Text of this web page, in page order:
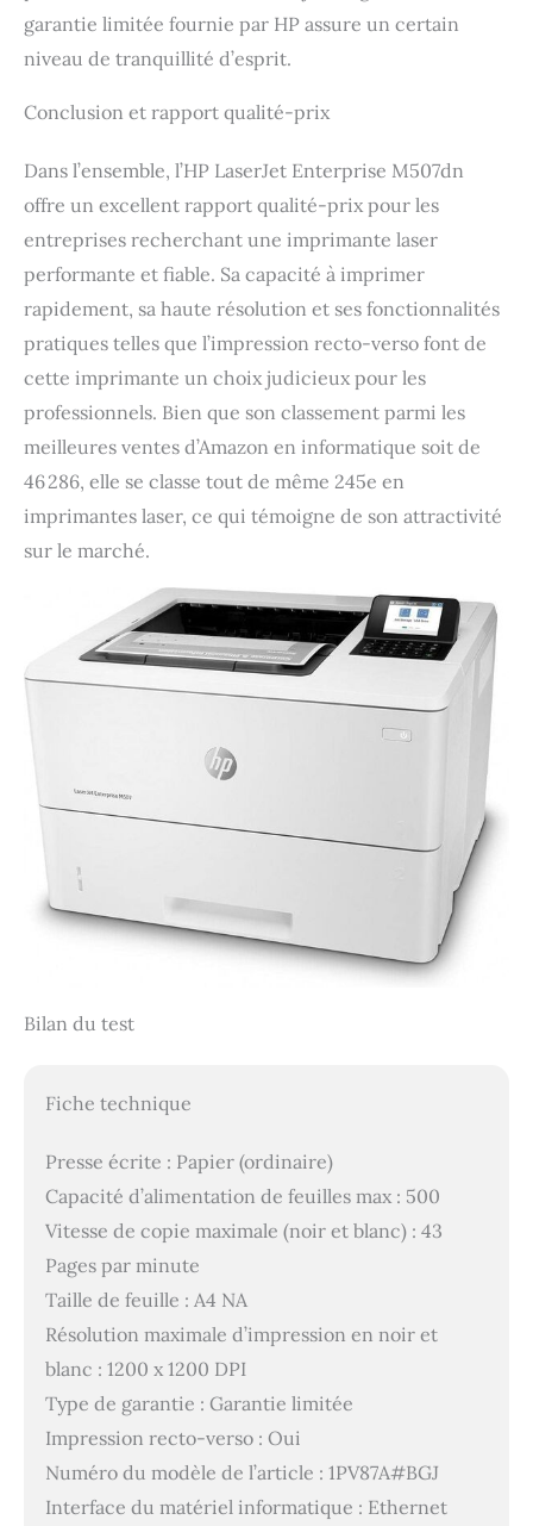
garantie limitée fournie par HP assure un certain
niveau de tranquillité d’esprit.
Conclusion et rapport qualité-prix
Dans l’ensemble, l’HP LaserJet Enterprise M507dn
offre un excellent rapport qualité-prix pour les
entreprises recherchant une imprimante laser
performante et fiable. Sa capacité à imprimer
rapidement, sa haute résolution et ses fonctionnalités
pratiques telles que l’impression recto-verso font de
cette imprimante un choix judicieux pour les
professionnels. Bien que son classement parmi les
meilleures ventes d’Amazon en informatique soit de
46 286, elle se classe tout de même 245e en
imprimantes laser, ce qui témoigne de son attractivité
sur le marché.
Bilan du test
Fiche technique
Presse écrite : Papier (ordinaire)
Capacité d’alimentation de feuilles max : 500
Vitesse de copie maximale (noir et blanc) : 43
Pages par minute
Taille de feuille : A4 NA
Résolution maximale d’impression en noir et
blanc : 1200 x 1200 DPI
Type de garantie : Garantie limitée
Impression recto-verso : Oui
Numéro du modèle de l’article : 1PV87A#BGJ
Interface du matériel informatique : Ethernet